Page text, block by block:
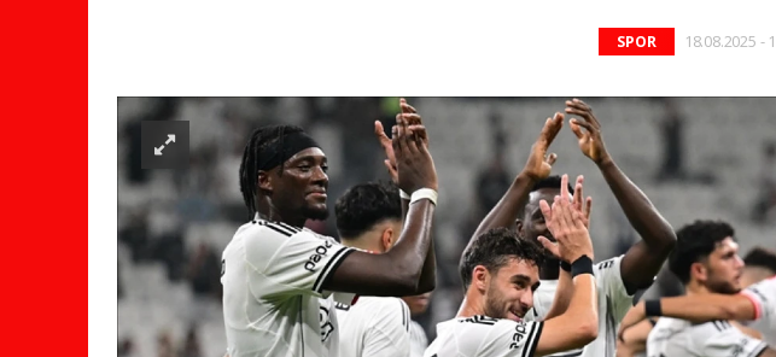
SPOR 18.08.2025 -